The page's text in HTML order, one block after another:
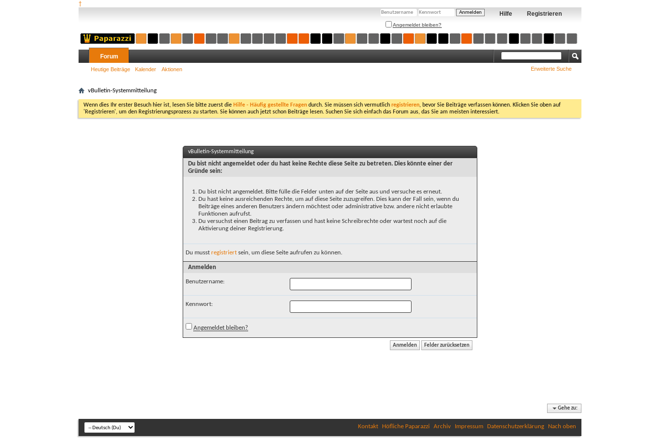
†
Registrieren
Hilfe
Angemeldet bleiben?
Forum
Heutige Beiträge Kalender Aktionen Erweiterte Suche
vBulletin-Systemmitteilung
Wenn dies Ihr erster Besuch hier ist, lesen Sie bitte zuerst die Hilfe - Häufig gestellte Fragen durch. Sie müssen sich vermutlich registrieren, bevor Sie Beiträge verfassen können. Klicken Sie oben auf
'Registrieren', um den Registrierungsprozess zu starten. Sie können auch jetzt schon Beiträge lesen. Suchen Sie sich einfach das Forum aus, das Sie am meisten interessiert.
vBulletin-Systemmitteilung
Du bist nicht angemeldet oder du hast keine Rechte diese Seite zu betreten. Dies könnte einer der
Gründe sein:
Du bist nicht angemeldet. Bitte fülle die Felder unten auf der Seite aus und versuche es erneut.
Du hast keine ausreichenden Rechte, um auf diese Seite zuzugreifen. Dies kann der Fall sein, wenn du
Beiträge eines anderen Benutzers ändern möchtest oder administrative bzw. andere nicht erlaubte
Funktionen aufrufst.
Du versuchst einen Beitrag zu verfassen und hast keine Schreibrechte oder wartest noch auf die
Aktivierung deiner Registrierung.
Du musst registriert sein, um diese Seite aufrufen zu können.
Anmelden
Benutzername:
Kennwort:
Angemeldet bleiben?
Gehe zu:
Kontakt Höfliche Paparazzi Archiv Impressum Datenschutzerklärung Nach oben